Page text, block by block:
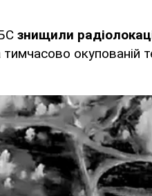
знищили
окупованій